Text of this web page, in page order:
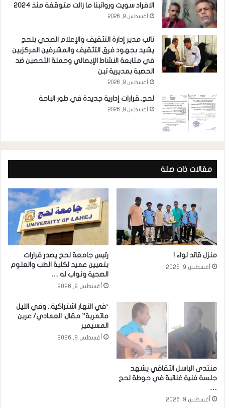
الافراد سويت ورواتبنا ما زالت متوقفة منذ 2024
أغسطس 9, 2026
نائب مدير إدارة التثقيف والإعلام الصحي بلحج
يشيد بجهود فرق التثقيف والمشرفين المركزيين
في متابعة النشاط الإيصالي وحملة التحصين ضد
الحصبة بمديرية تبن
أغسطس 9, 2026
لحج..قرارات إدارية جديدة في طور الباحة
أغسطس 9, 2026
مقالات ذات صلة
منزل قائد لواء !
أغسطس 9, 2026
رئيس جامعة لحج يصدر قرارات
بتعيين عميد لكلية الطب والعلوم
الصحية ونواب له …
أغسطس 9, 2026
منتدى الباسل الثقافي يشهد
جلسة فنية غنائية في حوطة لحج
…
أغسطس 9, 2026
‘في النهار اشتراكية.. وفي الليل
ماتمرية” مقال: العمادي/ عرين
المسيمير
أغسطس 9, 2026